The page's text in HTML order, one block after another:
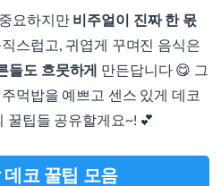
요하지만 비주얼이 진짜 한 몫
스럽고, 귀엽게 꾸며진 음식은
들도 흐뭇하게
만든답니다 😋 그
먹밥을 예쁘고 센스 있게 데코
꿀팁들 공유할게요~! 💕
데코 꿀팁 모음